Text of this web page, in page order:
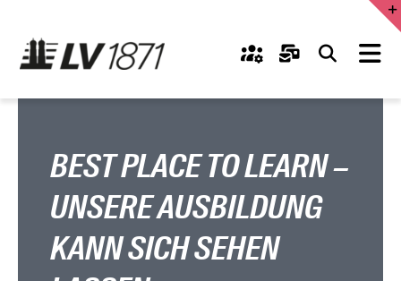
Inhalt
springen
Unternehmenskultur
Vertrieb
BEST PLACE TO LEARN –
UNSERE AUSBILDUNG
KANN SICH SEHEN